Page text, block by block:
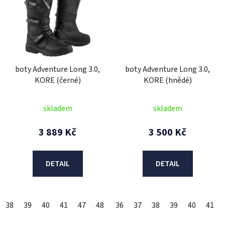
boty Adventure Long 3.0,
KORE (černé)
skladem
3 889 Kč
DETAIL
38 39 40 41 47 48
boty Adventure Long 3.0,
KORE (hnědé)
skladem
3 500 Kč
DETAIL
36 37 38 39 40 41